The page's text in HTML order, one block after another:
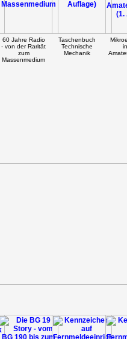
60 Jahre Radio
- von der Rarität
zum
Massenmedium
Taschenbuch
Technische
Mechanik